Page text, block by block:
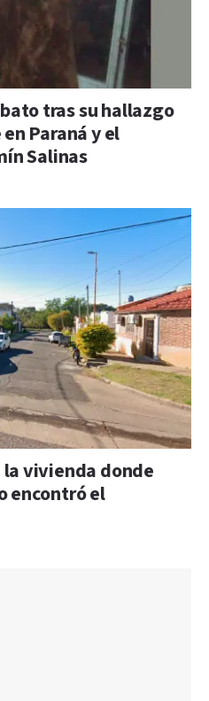
tras su hallazgo
Paraná y el
Salinas
la vivienda donde
encontró el